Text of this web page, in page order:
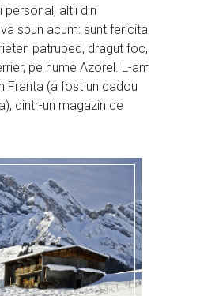
personal, altii din
spun acum: sunt fericita
patruped, dragut foc,
pe nume Azorel. L-am
Franta (a fost un cadou
dintr-un magazin de